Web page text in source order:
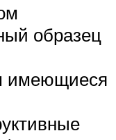
образец
имеющиеся